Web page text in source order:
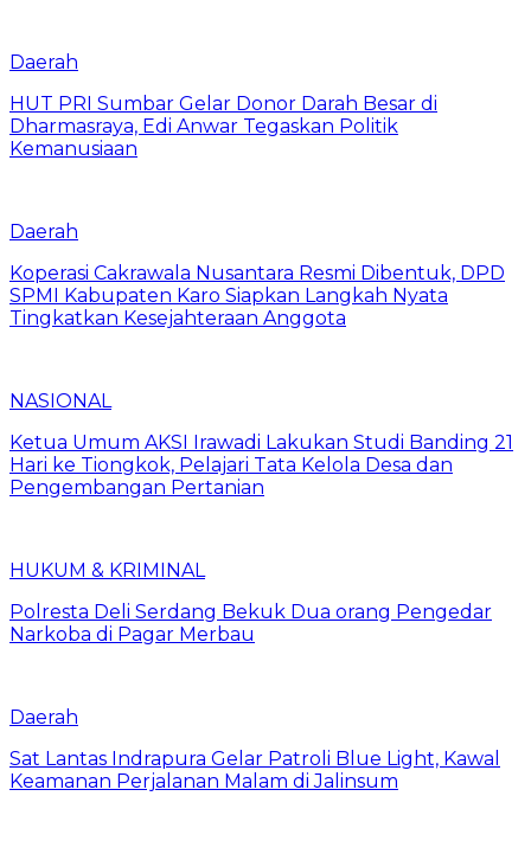
Daerah
HUT PRI Sumbar Gelar Donor Darah Besar di
Dharmasraya, Edi Anwar Tegaskan Politik
Kemanusiaan
Daerah
Koperasi Cakrawala Nusantara Resmi Dibentuk, DPD
SPMI Kabupaten Karo Siapkan Langkah Nyata
Tingkatkan Kesejahteraan Anggota
NASIONAL
Ketua Umum AKSI Irawadi Lakukan Studi Banding 21
Hari ke Tiongkok, Pelajari Tata Kelola Desa dan
Pengembangan Pertanian
HUKUM & KRIMINAL
Polresta Deli Serdang Bekuk Dua orang Pengedar
Narkoba di Pagar Merbau
Daerah
Sat Lantas Indrapura Gelar Patroli Blue Light, Kawal
Keamanan Perjalanan Malam di Jalinsum